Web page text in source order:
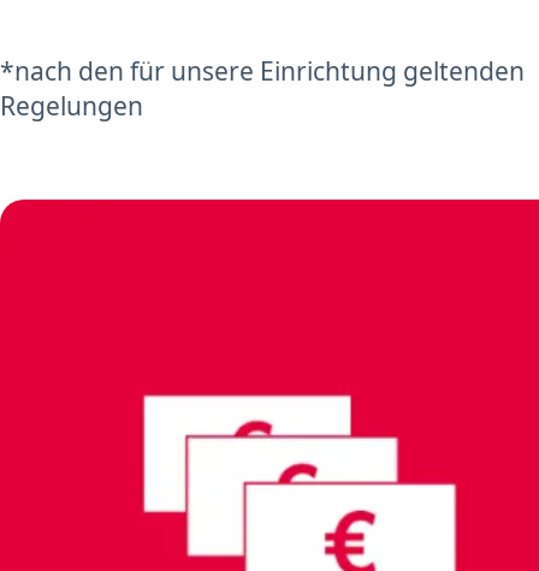
*nach den für unsere Einrichtung geltenden
Regelungen